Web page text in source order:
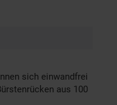
sich einwandfrei
aus 100